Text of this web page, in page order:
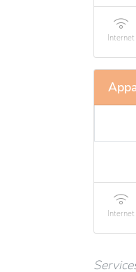
Internet
Internet